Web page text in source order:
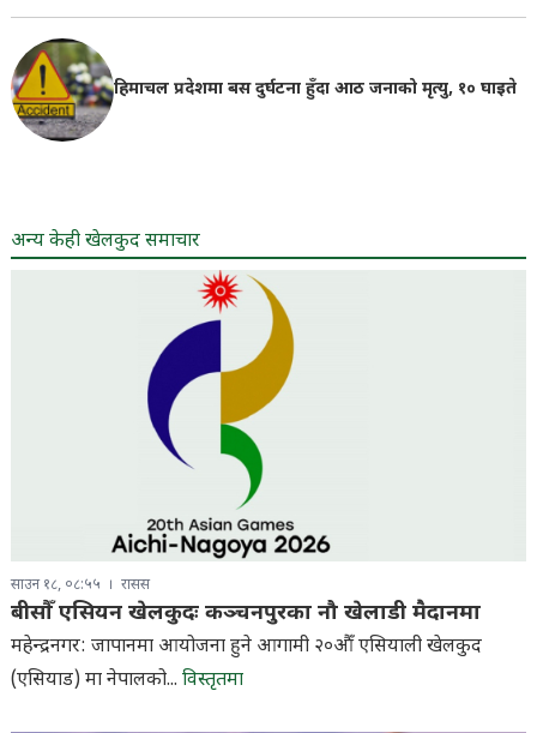
हिमाचल प्रदेशमा बस दुर्घटना हुँदा आठ जनाको मृत्यु, १० घाइते
अन्य केही खेलकुद समाचार
साउन १८, ०८:५५ रासस
बीसौँ एसियन खेलकुदः कञ्चनपुरका नौ खेलाडी मैदानमा
महेन्द्रनगर: जापानमा आयोजना हुने आगामी २०औँ एसियाली खेलकुद
(एसियाड) मा नेपालको... विस्तृतमा